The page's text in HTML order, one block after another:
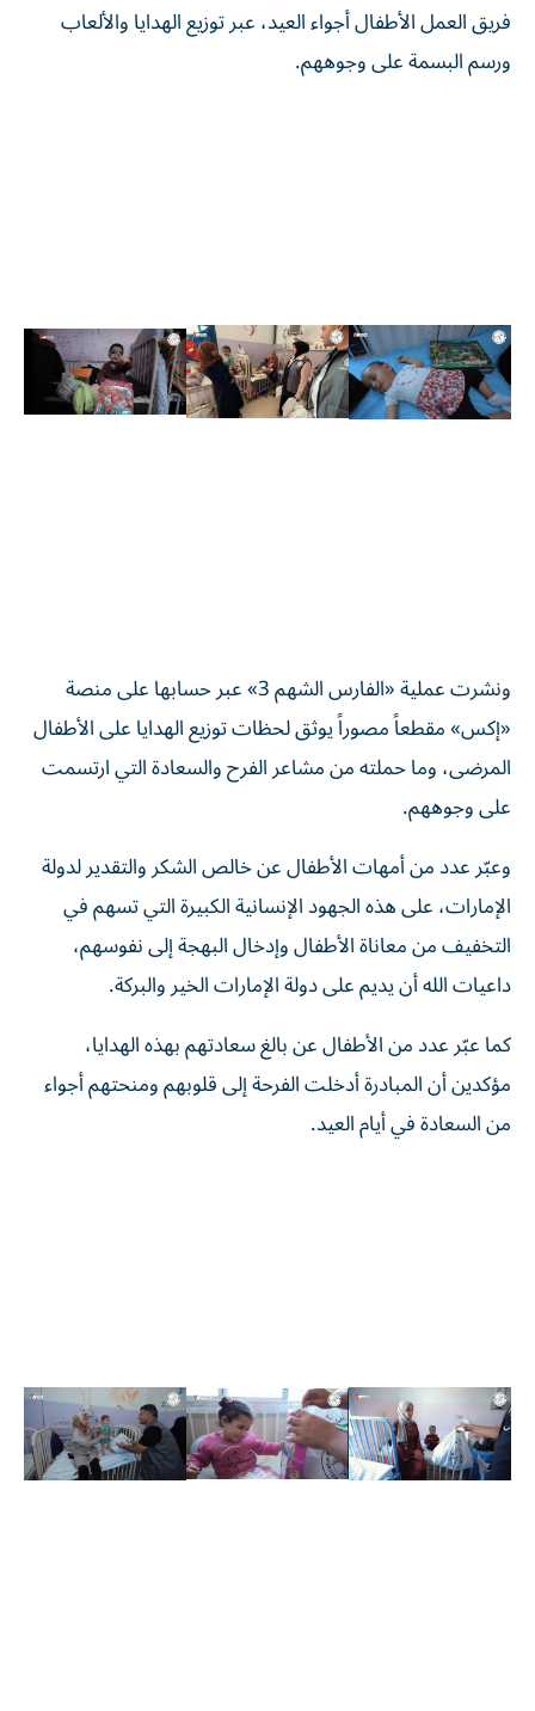
فريق العمل الأطفال أجواء العيد، عبر توزيع الهدايا والألعاب
ورسم البسمة على وجوههم.
ونشرت عملية «الفارس الشهم 3» عبر حسابها على منصة
«إكس» مقطعاً مصوراً يوثق لحظات توزيع الهدايا على الأطفال
المرضى، وما حملته من مشاعر الفرح والسعادة التي ارتسمت
على وجوههم.
وعبّر عدد من أمهات الأطفال عن خالص الشكر والتقدير لدولة
الإمارات، على هذه الجهود الإنسانية الكبيرة التي تسهم في
التخفيف من معاناة الأطفال وإدخال البهجة إلى نفوسهم،
داعيات الله أن يديم على دولة الإمارات الخير والبركة.
كما عبّر عدد من الأطفال عن بالغ سعادتهم بهذه الهدايا،
مؤكدين أن المبادرة أدخلت الفرحة إلى قلوبهم ومنحتهم أجواء
من السعادة في أيام العيد.